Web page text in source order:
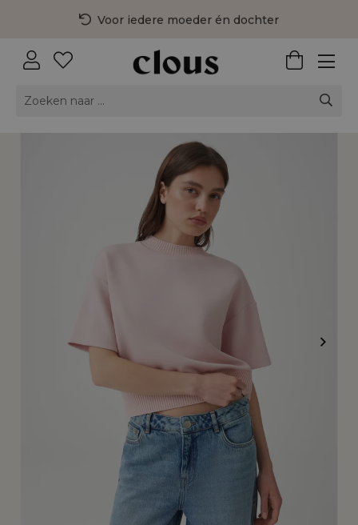
Voor iedere moeder én dochter
3 fysieke winkels in Nederland